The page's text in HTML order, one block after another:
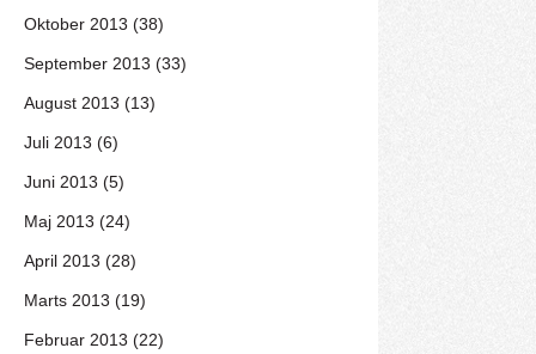
Oktober 2013 (38)
September 2013 (33)
August 2013 (13)
Juli 2013 (6)
Juni 2013 (5)
Maj 2013 (24)
April 2013 (28)
Marts 2013 (19)
Februar 2013 (22)